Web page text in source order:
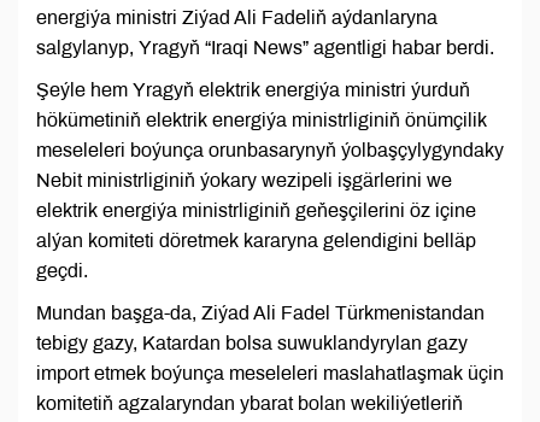
energiýa ministri Ziýad Ali Fadeliň aýdanlaryna
salgylanyp, Yragyň “Iraqi News” agentligi habar berdi.
Şeýle hem Yragyň elektrik energiýa ministri ýurduň
hökümetiniň elektrik energiýa ministrliginiň önümçilik
meseleleri boýunça orunbasarynyň ýolbaşçylygyndaky
Nebit ministrliginiň ýokary wezipeli işgärlerini we
elektrik energiýa ministrliginiň geňeşçilerini öz içine
alýan komiteti döretmek kararyna gelendigini belläp
geçdi.
Mundan başga-da, Ziýad Ali Fadel Türkmenistandan
tebigy gazy, Katardan bolsa suwuklandyrylan gazy
import etmek boýunça meseleleri maslahatlaşmak üçin
komitetiň agzalaryndan ybarat bolan wekiliýetleriň